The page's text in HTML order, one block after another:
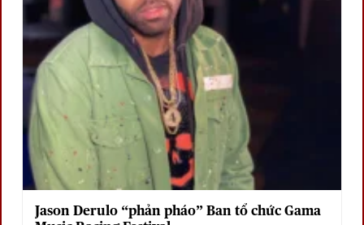
Jason Derulo “phản pháo” Ban tổ chức Gama